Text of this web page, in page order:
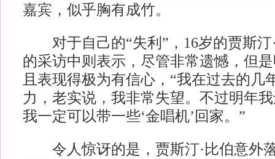
嘉宾，似乎胸有成竹。
对于自己的“失利”，16岁的贾斯汀
的采访中则表示，尽管非常遗憾，但
且表现得极为有信心，“我在过去的几
力，老实说，我非常失望。不过明年
我一定可以带一些‘金唱机’回家。”
令人惊讶的是，贾斯汀·比伯意外